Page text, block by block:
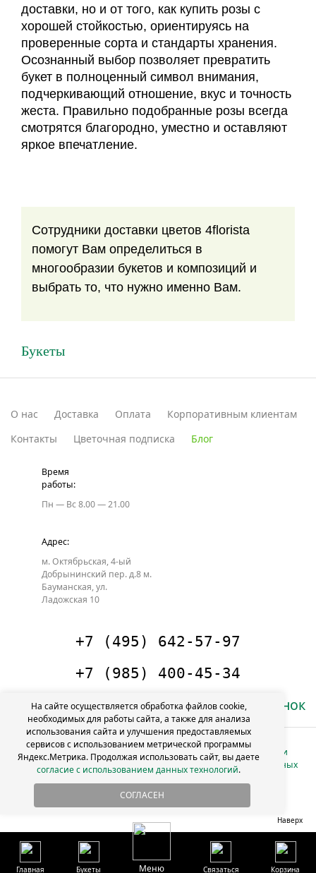
Главная Букеты Меню Связаться Корзина
доставки, но и от того, как купить розы с
хорошей стойкостью, ориентируясь на
проверенные сорта и стандарты хранения.
Осознанный выбор позволяет превратить
букет в полноценный символ внимания,
подчеркивающий отношение, вкус и точность
жеста. Правильно подобранные розы всегда
смотрятся благородно, уместно и оставляют
яркое впечатление.
Сотрудники доставки цветов 4florista
помогут Вам определиться в
многообразии букетов и композиций и
выбрать то, что нужно именно Вам.
Букеты
О нас Доставка Оплата
Корпоративным клиентам
Контакты
Цветочная подписка Блог
Время
работы:
Пн — Вс8.00 — 21.00
Адрес:
м. Октябрьская, 4-ый
Добрынинский пер. д.8м.
Бауманская, ул.
Ладожская 10
+7 (495) 642-57-97
+7 (985) 400-45-34
Заказать звонок
info@4florista.ru
Политика в отношении
обработки персональных
Согласие на обработку персональных данных
Наверх
На сайте осуществляется обработка файлов cookie,
необходимых для работы сайта, а также для анализа
использования сайта и улучшения предоставляемых
сервисов с использованием метрической программы
Яндекс.Метрика. Продолжая использовать сайт, вы даете
согласие с использованием данных технологий.
СОГЛАСЕН